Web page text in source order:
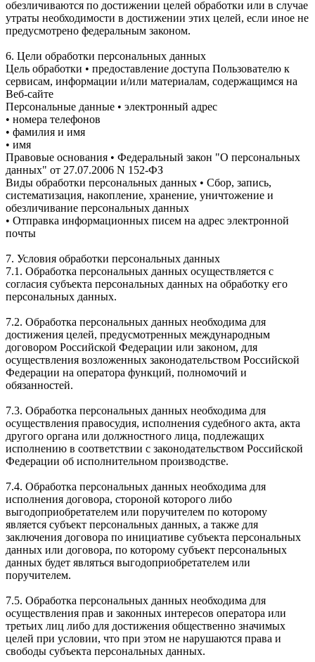
обезличиваются по достижении целей обработки или в случае
утраты необходимости в достижении этих целей, если иное не
предусмотрено федеральным законом.
6. Цели обработки персональных данных
Цель обработки • предоставление доступа Пользователю к
сервисам, информации и/или материалам, содержащимся на
Веб-сайте
Персональные данные • электронный адрес
• номера телефонов
• фамилия и имя
• имя
Правовые основания • Федеральный закон "О персональных
данных" от 27.07.2006 N 152-ФЗ
Виды обработки персональных данных • Сбор, запись,
систематизация, накопление, хранение, уничтожение и
обезличивание персональных данных
• Отправка информационных писем на адрес электронной
почты
7. Условия обработки персональных данных
7.1. Обработка персональных данных осуществляется с
согласия субъекта персональных данных на обработку его
персональных данных.
7.2. Обработка персональных данных необходима для
достижения целей, предусмотренных международным
договором Российской Федерации или законом, для
осуществления возложенных законодательством Российской
Федерации на оператора функций, полномочий и
обязанностей.
7.3. Обработка персональных данных необходима для
осуществления правосудия, исполнения судебного акта, акта
другого органа или должностного лица, подлежащих
исполнению в соответствии с законодательством Российской
Федерации об исполнительном производстве.
7.4. Обработка персональных данных необходима для
исполнения договора, стороной которого либо
выгодоприобретателем или поручителем по которому
является субъект персональных данных, а также для
заключения договора по инициативе субъекта персональных
данных или договора, по которому субъект персональных
данных будет являться выгодоприобретателем или
поручителем.
7.5. Обработка персональных данных необходима для
осуществления прав и законных интересов оператора или
третьих лиц либо для достижения общественно значимых
целей при условии, что при этом не нарушаются права и
свободы субъекта персональных данных.